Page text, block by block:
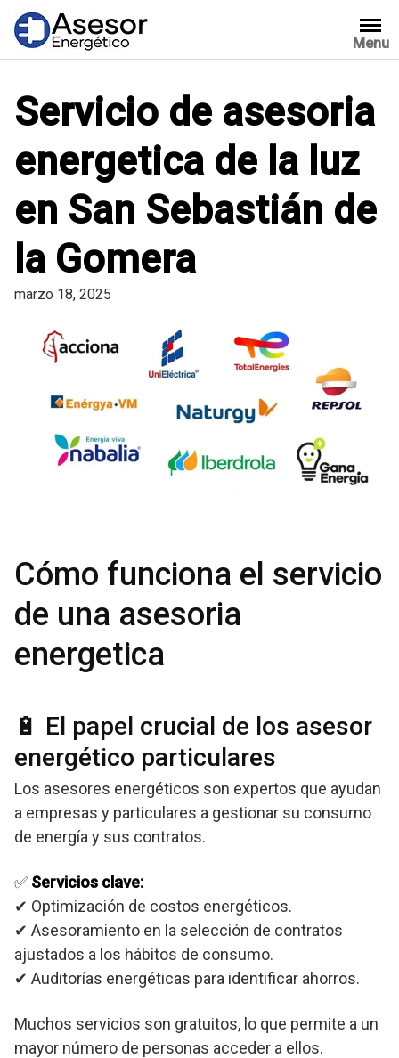
Saltar
contenido
Menu
Servicio de asesoria
energetica de la luz
en San Sebastián de
la Gomera
marzo 18, 2025
Cómo funciona el servicio
de una asesoria
energetica
🔋 El papel crucial de los asesor
energético particulares
Los asesores energéticos son expertos que ayudan
a empresas y particulares a gestionar su consumo
de energía y sus contratos.
✅ Servicios clave:
✔ Optimización de costos energéticos.
✔ Asesoramiento en la selección de contratos
ajustados a los hábitos de consumo.
✔ Auditorías energéticas para identificar ahorros.
Muchos servicios son gratuitos, lo que permite a un
mayor número de personas acceder a ellos.